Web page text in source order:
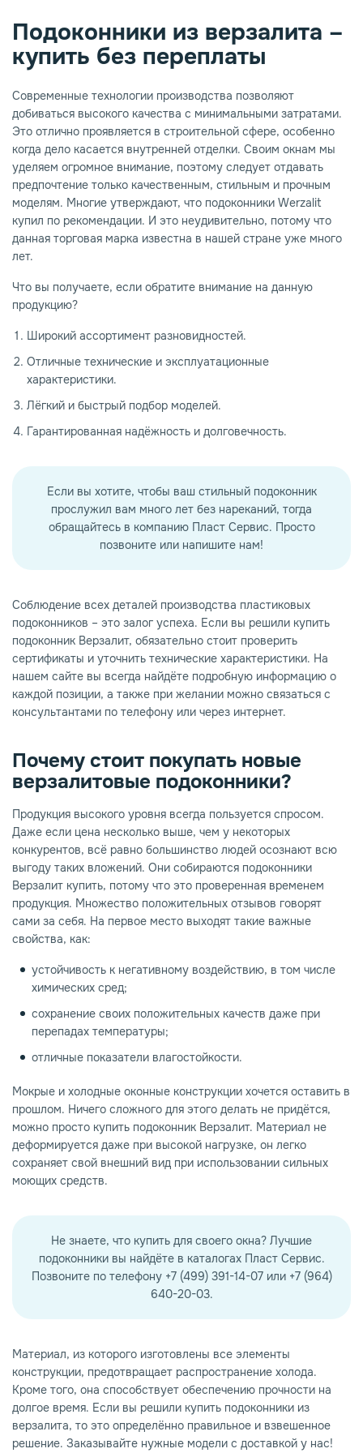
дерево
Подоконники из верзалита –
купить без переплаты
Современные технологии производства позволяют
добиваться высокого качества с минимальными затратами.
Это отлично проявляется в строительной сфере, особенно
когда дело касается внутренней отделки. Своим окнам мы
уделяем огромное внимание, поэтому следует отдавать
предпочтение только качественным, стильным и прочным
моделям. Многие утверждают, что подоконники Werzalit
купил по рекомендации. И это неудивительно, потому что
данная торговая марка известна в нашей стране уже много
лет.
Что вы получаете, если обратите внимание на данную
продукцию?
Широкий ассортимент разновидностей.
Отличные технические и эксплуатационные
характеристики.
Лёгкий и быстрый подбор моделей.
Гарантированная надёжность и долговечность.
Если вы хотите, чтобы ваш стильный подоконник
прослужил вам много лет без нареканий, тогда
обращайтесь в компанию Пласт Сервис. Просто
позвоните или напишите нам!
Соблюдение всех деталей производства пластиковых
подоконников – это залог успеха. Если вы решили купить
подоконник Верзалит, обязательно стоит проверить
сертификаты и уточнить технические характеристики. На
нашем сайте вы всегда найдёте подробную информацию о
каждой позиции, а также при желании можно связаться с
консультантами по телефону или через интернет.
Почему стоит покупать новые
верзалитовые подоконники?
Продукция высокого уровня всегда пользуется спросом.
Даже если цена несколько выше, чем у некоторых
конкурентов, всё равно большинство людей осознают всю
выгоду таких вложений. Они собираются подоконники
Верзалит купить, потому что это проверенная временем
продукция. Множество положительных отзывов говорят
сами за себя. На первое место выходят такие важные
свойства, как:
устойчивость к негативному воздействию, в том числе
химических сред;
сохранение своих положительных качеств даже при
перепадах температуры;
отличные показатели влагостойкости.
Мокрые и холодные оконные конструкции хочется оставить в
прошлом. Ничего сложного для этого делать не придётся,
можно просто купить подоконник Верзалит. Материал не
деформируется даже при высокой нагрузке, он легко
сохраняет свой внешний вид при использовании сильных
моющих средств.
Не знаете, что купить для своего окна? Лучшие
подоконники вы найдёте в каталогах Пласт Сервис.
Позвоните по телефону +7 (499) 391-14-07 или +7 (964)
640-20-03.
Материал, из которого изготовлены все элементы
конструкции, предотвращает распространение холода.
Кроме того, она способствует обеспечению прочности на
долгое время. Если вы решили купить подоконники из
верзалита, то это определённо правильное и взвешенное
решение. Заказывайте нужные модели с доставкой у нас!